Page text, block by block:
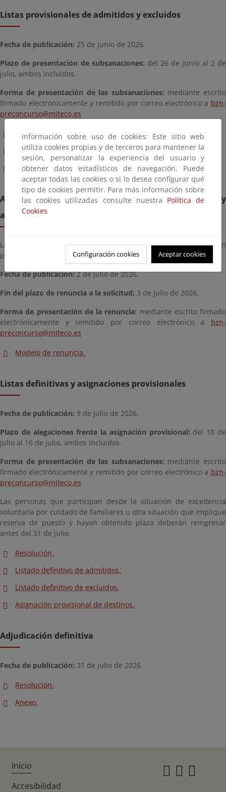
Listas provisionales de admitidos y excluidos
Fecha de publicación: 25 de junio de 2026.
Plazo de presentación de subsanaciones: del 26 de junio al 2 de
julio, ambos incluidos.
Forma de presentación de las subsanaciones: mediante escrito
firmado electrónicamente y remitido por correo electrónico a bzn-
preconcurso@miteco.es
Resolución.
Listado provisional de admitidos.
Listado provisional de excluidos.
Anuncio de fecha de publicación de listas definitivas y
asignación provisional de destinos
Las listas definitivas de admitidos y excluidos y la asignación
provisional de destinos se publicarán el 8 de julio de 2026.
Fecha de publicación:2 de julio de 2026.
Fin del plazo de renuncia a la solicitud: 3 de julio de 2026.
Forma de presentación de la renuncia: mediante escrito firmado
electrónicamente y remitido por correo electrónico a bzn-
preconcurso@miteco.es
Modelo de renuncia.
Listas definitivas y asignaciones provisionales
Fecha de publicación: 9 de julio de 2026.
Plazo de alegaciones frente la asignación provisional: del 10 de
julio al 16 de julio, ambos incluidos.
Forma de presentación de las subsanaciones: mediante escrito
firmado electrónicamente y remitido por correo electrónico a bzn-
preconcurso@miteco.es
Las personas que participan desde la situación de excedencia
voluntaria por cuidado de familiares u otra situación que implique
reserva de puesto y hayan obtenido plaza deberán reingresar
antes del 31 de julio.
Resolución.
Listado definitivo de admitidos.
Listado definitivo de excluidos.
Asignación provisional de destinos.
Adjudicación definitiva
Fecha de publicación: 31 de julio de 2026.
Resolución.
Anexo.
Información sobre uso de cookies: Este sitio web
utiliza cookies propias y de terceros para mantener la
sesión, personalizar la experiencia del usuario y
obtener datos estadísticos de navegación. Puede
aceptar todas las cookies o si lo desea configurar qué
tipo de cookies permitir. Para más información sobre
las cookies utilizadas consulte nuestra Política de
Cookies
Configuración cookies Aceptar cookies
Inicio
Accesibilidad